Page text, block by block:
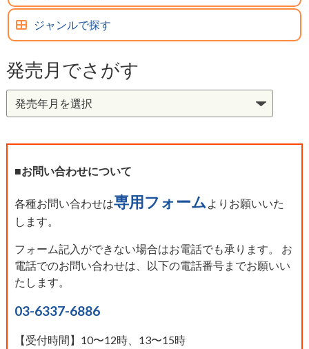
ジャンルで探す
発売月でさがす
■お問い合わせについて
各種お問い合わせは専用フォームよりお願いいた
します。
フォーム記入ができない場合はお電話でも承ります。 お
電話でのお問い合わせは、以下の電話番号までお願いい
たします。
03-6337-6886
【受付時間】10〜12時、13〜15時